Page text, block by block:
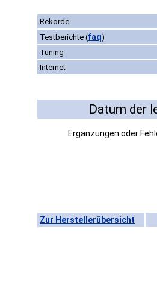
Rekorde
Testberichte (faq)
Tuning
Internet
Datum der
Ergänzungen oder
Zur Herstellerübersicht